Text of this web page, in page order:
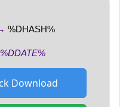
→%DHASH%
%DDATE%
Download